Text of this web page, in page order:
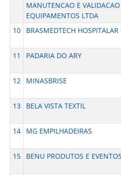
MANUTENCAO E VALIDACAO
EQUIPAMENTOS LTDA
10 BRASMEDTECH HOSPITALAR
11
PADARIA DO ARY
12
MINASBRISE
13
BELA VISTA TEXTIL
14
MG EMPILHADEIRAS
15
BENU PRODUTOS E EVENTOS